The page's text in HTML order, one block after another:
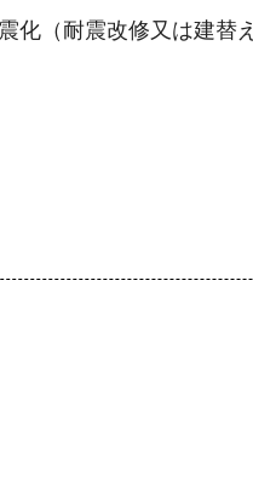
化（耐震改修又は建替